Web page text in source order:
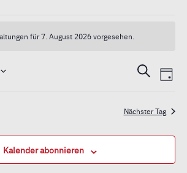
für 7. August 2026 vorgesehen.
und
SucheTag
Nächster Tag
Kalender abonnieren